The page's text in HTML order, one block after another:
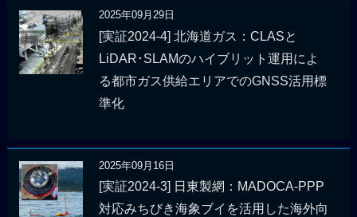
2025年09月29日
[実証2024-4] 北海道ガス：CLASと
LiDAR･SLAMのハイブリット運用によ
る都市ガス供給エリアでのGNSS活用標
準化
2025年09月16日
[実証2024-3] 日東製網：MADOCA-PPP
対応みちびき海象ブイを活用した海外向